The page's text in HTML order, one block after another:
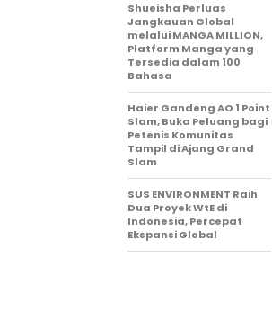
Shueisha Perluas
Jangkauan Global
melalui MANGA MILLION,
Platform Manga yang
Tersedia dalam 100
Bahasa
Haier Gandeng AO 1 Point
Slam, Buka Peluang bagi
Petenis Komunitas
Tampil di Ajang Grand
Slam
SUS ENVIRONMENT Raih
Dua Proyek WtE di
Indonesia, Percepat
Ekspansi Global